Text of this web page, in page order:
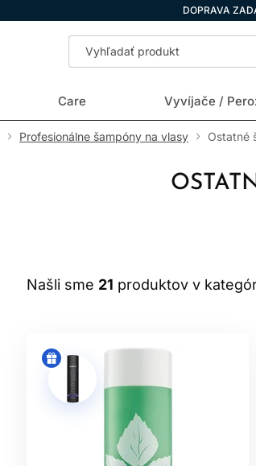
DOPRAVA
Care Vyvíjače /
Profesionálne šampóny na vlasy Ostatné
Našli sme 21 produktov v